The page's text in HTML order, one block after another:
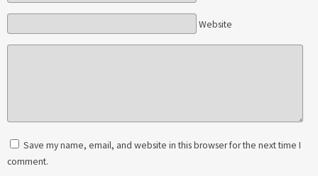
Website
Save my name, email, and website in this browser for the next time I
comment.